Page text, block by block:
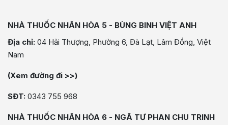
NHÀ THUỐC NHÂN HÒA 5 - BÙNG BINH VIỆT ANH
Địa chỉ: 04 Hải Thượng, Phường 6, Đà Lạt, Lâm Đồng, Việt
Nam
(Xem đường đi >>)
SĐT: 0343 755 968
NHÀ THUỐC NHÂN HÒA 6 - NGÃ TƯ PHAN CHU TRINH